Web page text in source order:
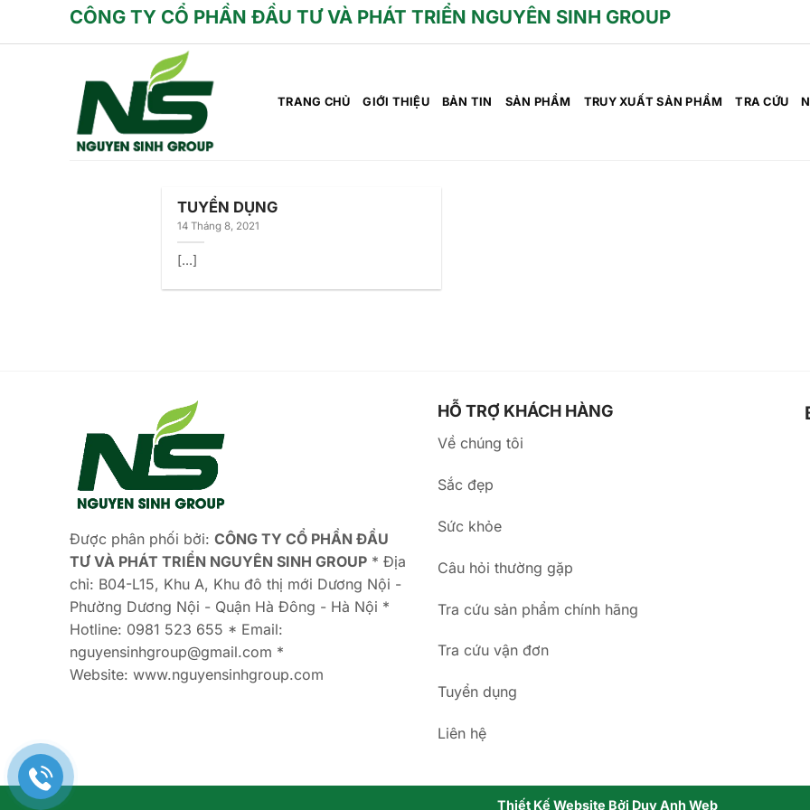
CÔNG TY CỔ PHẦN ĐẦU TƯ VÀ PHÁT TRIỂN NGUYÊN SINH GROUP
TRANG CHỦ GIỚI THIỆU BẢN TIN SẢN PHẨM TRUY XUẤT SẢN PHẨM TRA CỨU
TUYỂN DỤNG
14 Tháng 8, 2021
[...]
Được phân phối bởi: CÔNG TY CỔ PHẦN ĐẦU
TƯ VÀ PHÁT TRIỂN NGUYÊN SINH GROUP * Địa
chỉ: B04-L15, Khu A, Khu đô thị mới Dương Nội -
Phường Dương Nội - Quận Hà Đông - Hà Nội *
Hotline: 0981 523 655 * Email:
nguyensinhgroup@gmail.com *
Website: www.nguyensinhgroup.com
HỖ TRỢ KHÁCH HÀNG
Về chúng tôi
Sắc đẹp
Sức khỏe
Câu hỏi thường gặp
Tra cứu sản phẩm chính hãng
Tra cứu vận đơn
Tuyển dụng
Liên hệ
Thiết Kế Website Bởi Duy Anh Web